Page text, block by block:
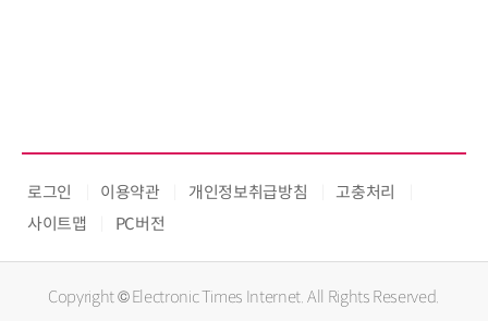
로그인 이용약관 개인정보취급방침
고충처리
사이트맵
PC버전
Copyright © Electronic Times Internet. All Rights Reserved.